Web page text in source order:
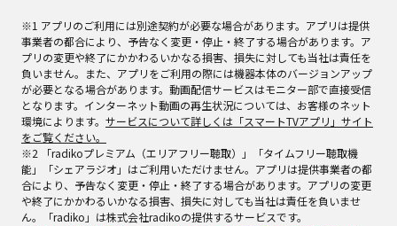
※1 アプリのご利用には別途契約が必要な場合があります。アプリは提供
事業者の都合により、予告なく変更・停止・終了する場合があります。ア
プリの変更や終了にかかわるいかなる損害、損失に対しても当社は責任を
負いません。また、アプリをご利用の際には機器本体のバージョンアップ
が必要となる場合があります。動画配信サービスはモニター部で直接受信
となります。インターネット動画の再生状況については、お客様のネット
環境によります。 サービスについて詳しくは「スマートTVアプリ」サイト
をご覧ください。
※2 「radikoプレミアム（エリアフリー聴取）」「タイムフリー聴取機
能」「シェアラジオ」はご利用いただけません。アプリは提供事業者の都
合により、予告なく変更・停止・終了する場合があります。アプリの変更
や終了にかかわるいかなる損害、損失に対しても当社は責任を負いませ
ん。「radiko」は株式会社radikoの提供するサービスです。